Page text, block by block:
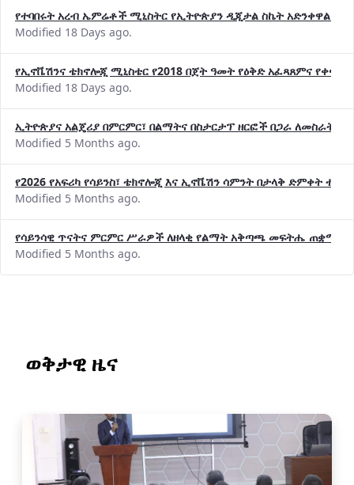
የተባበሩት አረብ ኤምሬቶች ሚኒስትር የኢትዮጵያን ዲጂታል ስኬት አድንቀዋል
Modified 18 Days ago.
የኢኖቬሽንና ቴክኖሎጂ ሚኒስቴር የ2018 በጀት ዓመት የዕቅድ አፈጻጸምና
Modified 18 Days ago.
ኢትዮጵያና አልጄሪያ በምርምር፣ በልማትና በስታርታፕ ዘርፎች በጋራ ለመስራት
Modified 5 Months ago.
የ2026 የአፍሪካ የሳይንስ፣ ቴክኖሎጂ እና ኢኖቬሽን ሳምንት በታላቅ ድምቀት
Modified 5 Months ago.
የሳይንሳዊ ጥናትና ምርምር ሥራዎች ለዘላቂ የልማት አቅጣጫ መፍትሔ ጠቋሚ
Modified 5 Months ago.
ወቅታዊ ዜና